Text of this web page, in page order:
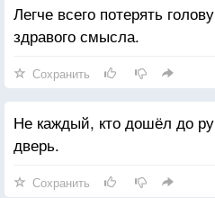
Легче всего потерять
здравого смысла.
Сохранить
Не каждый, кто дошёл до
дверь.
Сохранить